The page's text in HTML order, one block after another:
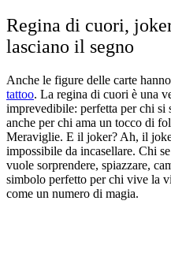
Regina di cuori,
lasciano il segno
Anche le figure delle carte
tattoo. La regina di cuori è una
imprevedibile: perfetta per chi si
anche per chi ama un tocco di
Meraviglie. E il joker? Ah, il
impossibile da incasellare. Chi
vuole sorprendere, spiazzare,
simbolo perfetto per chi vive la
come un numero di magia.